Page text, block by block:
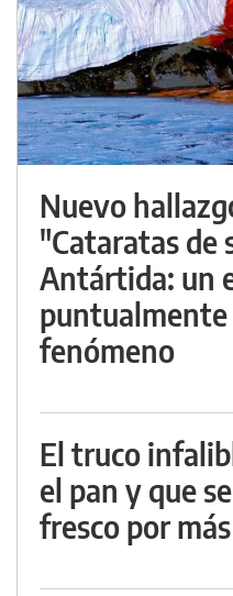
Nuevo
"Cataratas de
Antártida: un
puntualmente
fenómeno
El truco
el pan y que
fresco por